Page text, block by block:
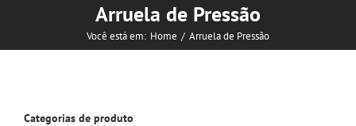
Arruela de Pressão
Você está em: Home Arruela de Pressão
Categorias de produto